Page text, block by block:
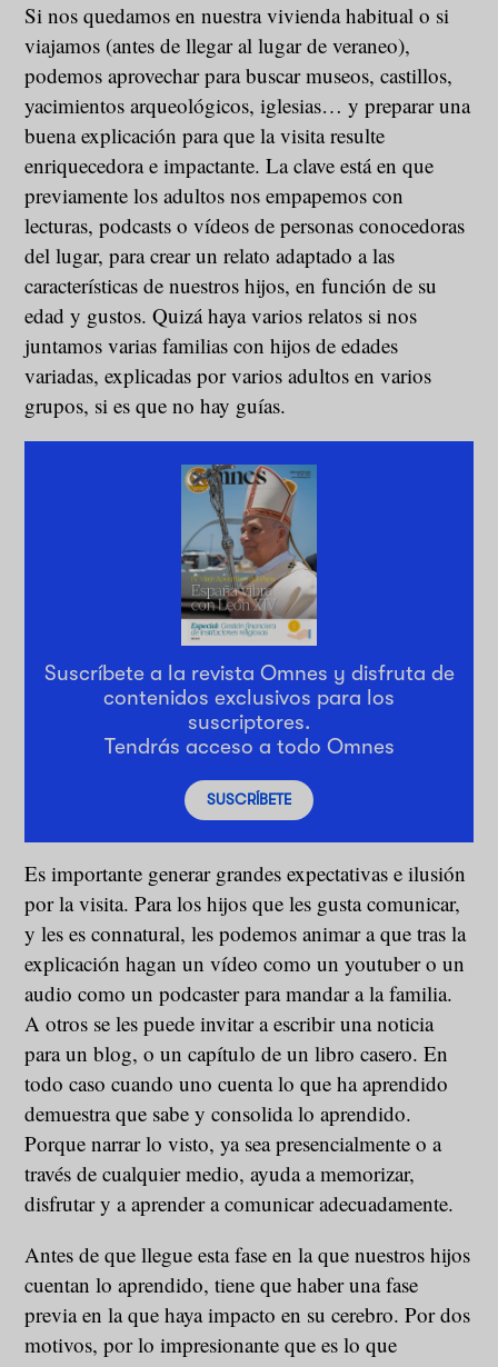
Si nos quedamos en nuestra vivienda habitual o si
viajamos (antes de llegar al lugar de veraneo),
podemos aprovechar para buscar museos, castillos,
yacimientos arqueológicos, iglesias… y preparar una
buena explicación para que la visita resulte
enriquecedora e impactante. La clave está en que
previamente los adultos nos empapemos con
lecturas, podcasts o vídeos de personas conocedoras
del lugar, para crear un relato adaptado a las
características de nuestros hijos, en función de su
edad y gustos. Quizá haya varios relatos si nos
juntamos varias familias con hijos de edades
variadas, explicadas por varios adultos en varios
grupos, si es que no hay guías.
Suscríbete a la revista Omnes y disfruta de
contenidos exclusivos para los
suscriptores.
Tendrás acceso a todo Omnes
SUSCRÍBETE
Es importante generar grandes expectativas e ilusión
por la visita. Para los hijos que les gusta comunicar,
y les es connatural, les podemos animar a que tras la
explicación hagan un vídeo como un youtuber o un
audio como un podcaster para mandar a la familia.
A otros se les puede invitar a escribir una noticia
para un blog, o un capítulo de un libro casero. En
todo caso cuando uno cuenta lo que ha aprendido
demuestra que sabe y consolida lo aprendido.
Porque narrar lo visto, ya sea presencialmente o a
través de cualquier medio, ayuda a memorizar,
disfrutar y a aprender a comunicar adecuadamente.
Antes de que llegue esta fase en la que nuestros hijos
cuentan lo aprendido, tiene que haber una fase
previa en la que haya impacto en su cerebro. Por dos
motivos, por lo impresionante que es lo que